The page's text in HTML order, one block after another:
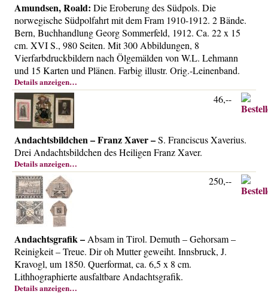
Amundsen, Roald: Die Eroberung des Südpols. Die
norwegische Südpolfahrt mit dem Fram 1910-1912. 2 Bände.
Bern, Buchhandlung Georg Sommerfeld, 1912. Ca. 22 x 15
cm. XVI S., 980 Seiten. Mit 300 Abbildungen, 8
Vierfarbdruckbildern nach Ölgemälden von W.L. Lehmann
und 15 Karten und Plänen. Farbig illustr. Orig.-Leinenband.
Details anzeigen…
Andachtsbildchen – Franz Xaver –S. Franciscus Xaverius.
Drei Andachtsbildchen des Heiligen Franz Xaver.
Details anzeigen…
46,--
Andachtsgrafik – Absam in Tirol. Demuth – Gehorsam –
Reinigkeit – Treue. Dir oh Mutter geweiht. Innsbruck, J.
Kravogl, um 1850. Querformat, ca. 6,5 x 8 cm.
Lithhographierte ausfaltbare Andachtsgrafik.
Details anzeigen…
250,--